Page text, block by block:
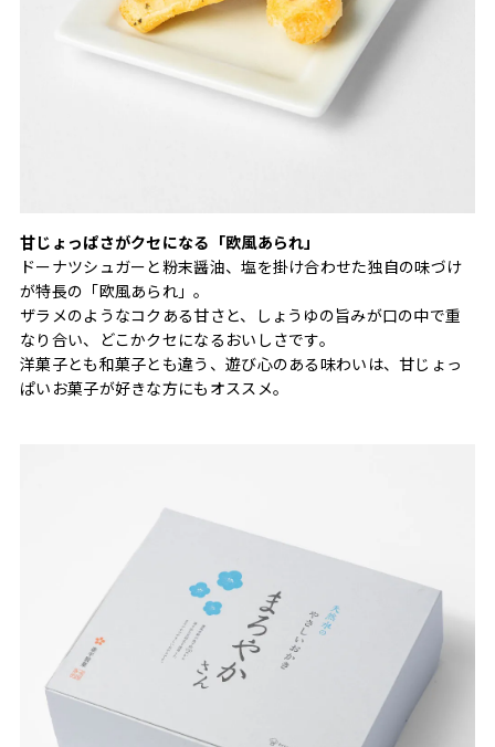
甘じょっぱさがクセになる「欧風あられ」
ドーナツシュガーと粉末醤油、塩を掛け合わせた独自の味づけ
が特長の「欧風あられ」。
ザラメのようなコクある甘さと、しょうゆの旨みが口の中で重
なり合い、どこかクセになるおいしさです。
洋菓子とも和菓子とも違う、遊び心のある味わいは、甘じょっ
ぱいお菓子が好きな方にもオススメ。